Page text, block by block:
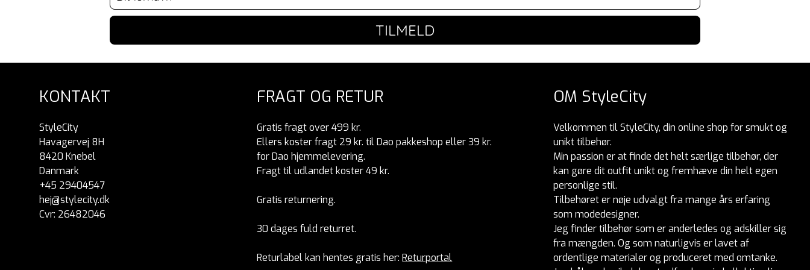
TILMELD
KONTAKT
StyleCity
Havagervej 8H
8420 Knebel
Danmark
+45 29404547
hej@stylecity.dk
Cvr: 26482046
FRAGT OG RETUR
Gratis fragt over 499 kr.
Ellers koster fragt 29 kr. til Dao pakkeshop eller 39 kr.
for Dao hjemmelevering.
Fragt til udlandet koster 49 kr.
Gratis returnering.
30 dages fuld returret.
Returlabel kan hentes gratis her:Returportal
OM StyleCity
Velkommen til StyleCity, din online shop for smukt og
unikt tilbehør.
Min passion er at finde det helt særlige tilbehør, der
kan gøre dit outfit unikt og fremhæve din helt egen
personlige stil.
Tilbehøret er nøje udvalgt fra mange års erfaring
som modedesigner.
Jeg finder tilbehør som er anderledes og adskiller sig
fra mængden. Og som naturligvis er lavet af
ordentlige materialer og produceret med omtanke.